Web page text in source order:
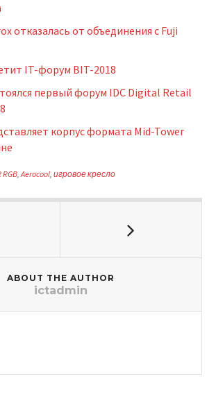
отказалась от объединения с Fuji
IT-форум BIT-2018
первый форум IDC Digital Retail
корпус формата Mid-Tower
RGB,Aerocool, игровое кресло
ABOUT THE AUTHOR
ictadmin